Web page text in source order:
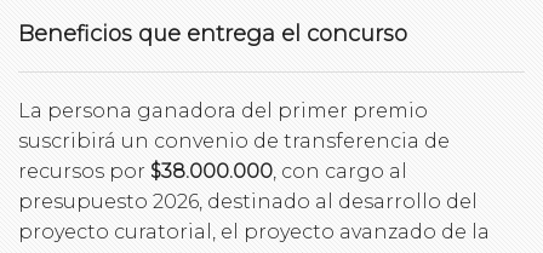
Beneficios que entrega el concurso
La persona ganadora del primer premio
suscribirá un convenio de transferencia de
recursos por $38.000.000, con cargo al
presupuesto 2026, destinado al desarrollo del
proyecto curatorial, el proyecto avanzado de la